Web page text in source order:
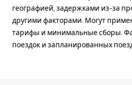
географией, задержками из-за
другими факторами. Могут
тарифы и минимальные сборы.
поездок и запланированных